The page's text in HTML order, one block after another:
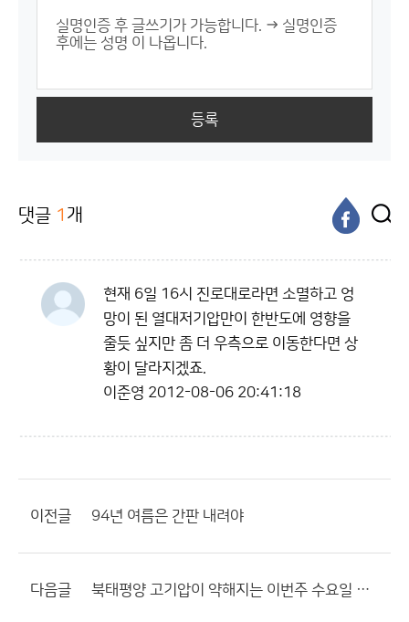
등록
댓글 1 개
현재 6일 16시 진로대로라면 소멸하고 엉
망이 된 열대저기압만이 한반도에 영향을
줄듯 싶지만 좀 더 우측으로 이동한다면 상
황이 달라지겠죠.
이준영 2012-08-06 20:41:18
이전글 94년 여름은 간판 내려야
다음글 북태평양 고기압이 약해지는 이번주 수요일 이후에 비구름이 자주.........